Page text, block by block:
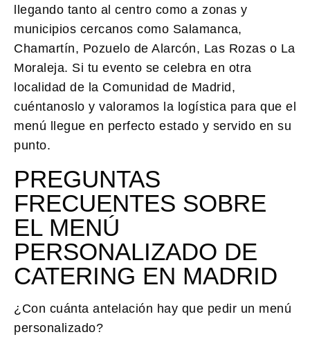
llegando tanto al centro como a zonas y
municipios cercanos como Salamanca,
Chamartín, Pozuelo de Alarcón, Las Rozas o La
Moraleja. Si tu evento se celebra en otra
localidad de la Comunidad de Madrid,
cuéntanoslo y valoramos la logística para que el
menú llegue en perfecto estado y servido en su
punto.
PREGUNTAS
FRECUENTES SOBRE
EL MENÚ
PERSONALIZADO DE
CATERING EN MADRID
¿Con cuánta antelación hay que pedir un menú
personalizado?